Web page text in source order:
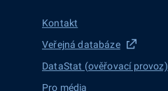
Kontakt
Veřejná databáze
DataStat (ověřovací provoz)
Pro média